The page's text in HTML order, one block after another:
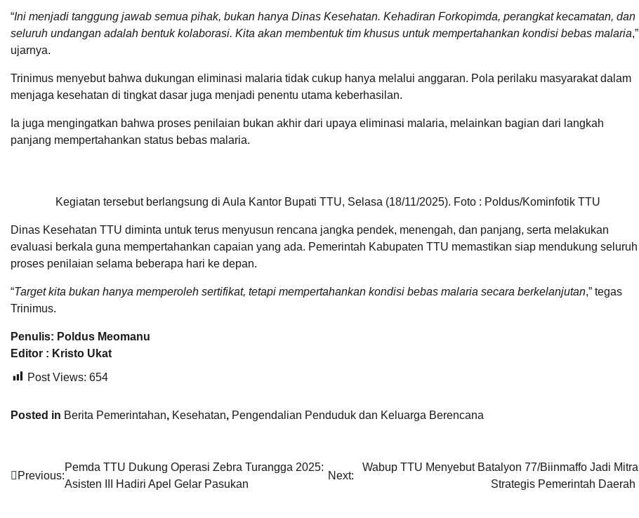
“Ini menjadi tanggung jawab semua pihak, bukan hanya Dinas Kesehatan. Kehadiran Forkopimda, perangkat kecamatan, dan
seluruh undangan adalah bentuk kolaborasi. Kita akan membentuk tim khusus untuk mempertahankan kondisi bebas malaria,”
ujarnya.
Trinimus menyebut bahwa dukungan eliminasi malaria tidak cukup hanya melalui anggaran. Pola perilaku masyarakat dalam
menjaga kesehatan di tingkat dasar juga menjadi penentu utama keberhasilan.
Ia juga mengingatkan bahwa proses penilaian bukan akhir dari upaya eliminasi malaria, melainkan bagian dari langkah
panjang mempertahankan status bebas malaria.
Kegiatan tersebut berlangsung di Aula Kantor Bupati TTU, Selasa (18/11/2025). Foto : Poldus/Kominfotik TTU
Dinas Kesehatan TTU diminta untuk terus menyusun rencana jangka pendek, menengah, dan panjang, serta melakukan
evaluasi berkala guna mempertahankan capaian yang ada. Pemerintah Kabupaten TTU memastikan siap mendukung seluruh
proses penilaian selama beberapa hari ke depan.
“Target kita bukan hanya memperoleh sertifikat, tetapi mempertahankan kondisi bebas malaria secara berkelanjutan,” tegas
Trinimus.
Penulis: Poldus Meomanu
Editor : Kristo Ukat
Post Views: 654
Posted in Berita Pemerintahan, Kesehatan, Pengendalian Penduduk dan Keluarga Berencana
Post
Previous:
Pemda TTU Dukung Operasi Zebra Turangga 2025:
Asisten III Hadiri Apel Gelar Pasukan
Next:
Wabup TTU Menyebut Batalyon 77/Biinmaffo Jadi Mitra
Strategis Pemerintah Daerah